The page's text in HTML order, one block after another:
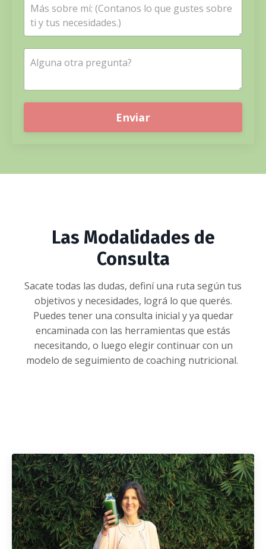
Enviar
Las Modalidades de
Consulta
Sacate todas las dudas, definí una ruta según tus
objetivos y necesidades, lográ lo que querés.
Puedes tener una consulta inicial y ya quedar
encaminada con las herramientas que estás
necesitando, o luego elegir continuar con un
modelo de seguimiento de coaching nutricional.